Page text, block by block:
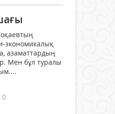
экономикалық
азаматтардың
Мен бұл туралы
0